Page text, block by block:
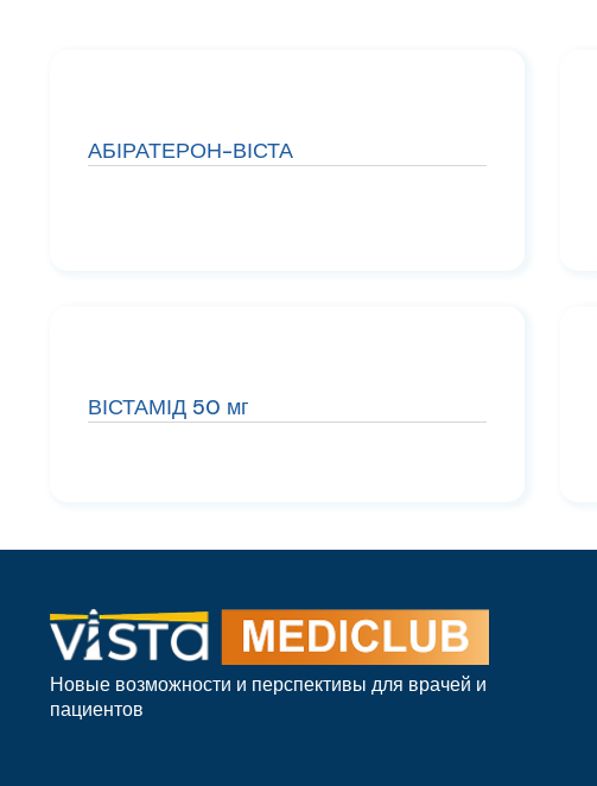
АБІРАТЕРОН-ВІСТА
ВІСТАМІД 50 мг
Новые возможности и перспективы для врачей и
пациентов